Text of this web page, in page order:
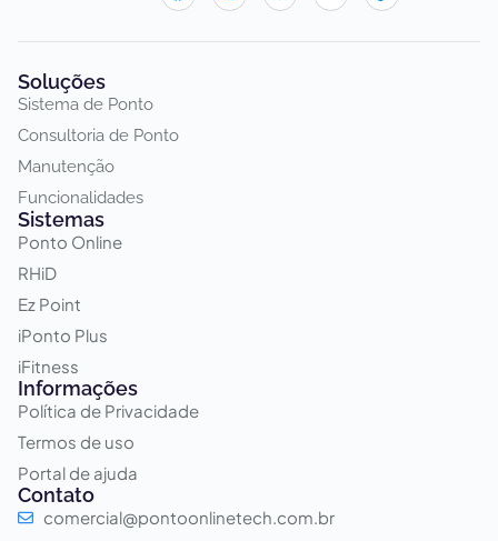
Soluções
Sistema de Ponto
Consultoria de Ponto
Manutenção
Funcionalidades
Sistemas
Ponto Online
RHiD
Ez Point
iPonto Plus
iFitness
Informações
Política de Privacidade
Termos de uso
Portal de ajuda
Contato
comercial@pontoonlinetech.com.br